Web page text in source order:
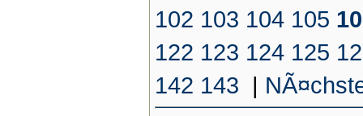
102 103 104 105
122 123 124 125
142 143 |